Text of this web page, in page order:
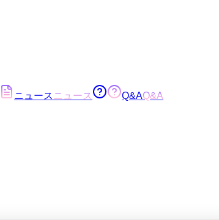
ニュース ニュース Q&AQ&A